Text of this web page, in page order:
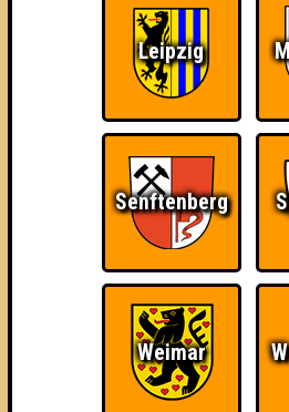
The Last of Us Wir sind
Leipzig
Senftenberg
Weimar